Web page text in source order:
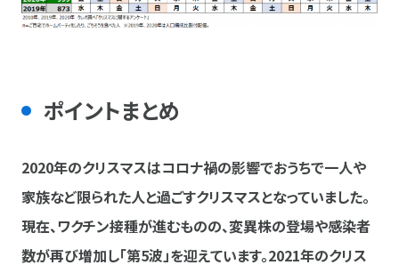
ポイントまとめ
2020年のクリスマスはコロナ禍の影響でおうちで一人や
家族など限られた人と過ごすクリスマスとなっていました。
現在、ワクチン接種が進むものの、変異株の登場や感染者
数が再び増加し「第5波」を迎えています。2021年のクリス